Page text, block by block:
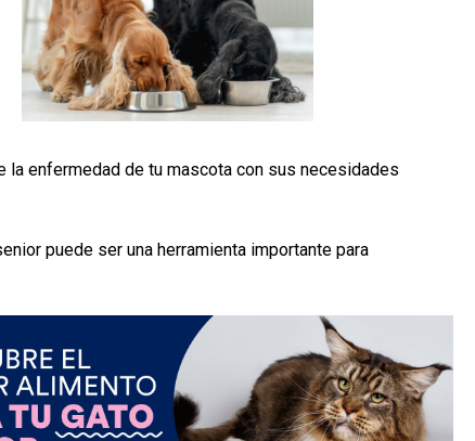
la enfermedad de tu mascota con sus necesidades
puede ser una herramienta importante para